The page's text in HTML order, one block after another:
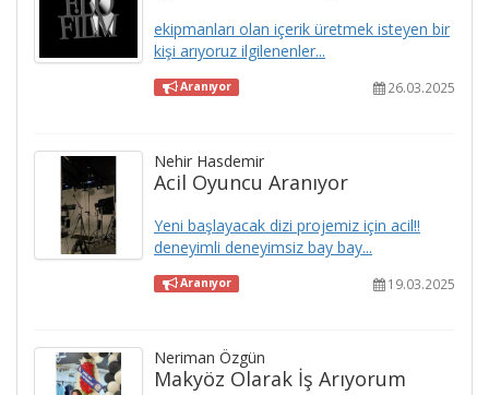
ekipmanları olan içerik üretmek isteyen bir
kişi arıyoruz ilgilenenler...
Aranıyor 26.03.2025
Nehir Hasdemir
Acil Oyuncu Aranıyor
Yeni başlayacak dizi projemiz için acil!!
deneyimli deneyimsiz bay bay...
Aranıyor 19.03.2025
Neriman Özgün
Makyöz Olarak İş Arıyorum